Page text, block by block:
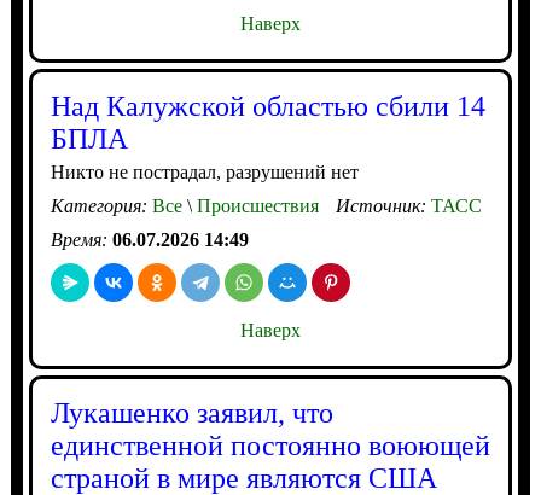
Наверх
Над Калужской областью сбили 14
БПЛА
Никто не пострадал, разрушений нет
Категория: Все\Происшествия Источник: ТАСС
Время: 06.07.2026 14:49
Наверх
Лукашенко заявил, что
единственной постоянно воюющей
страной в мире являются США